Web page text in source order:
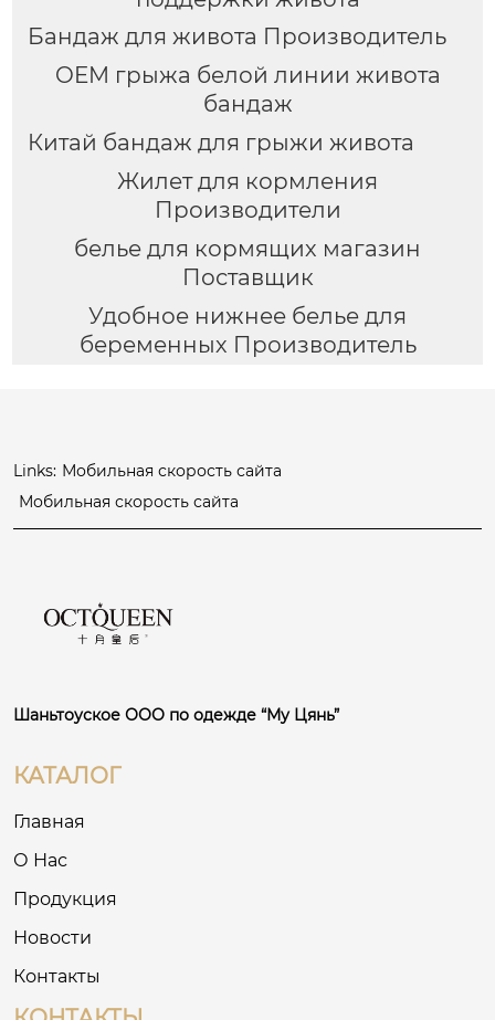
Бандаж для живота Производитель
OEM грыжа белой линии живота
бандаж
Китай бандаж для грыжи живота
Жилет для кормления
Производители
белье для кормящих магазин
Поставщик
Удобное нижнее белье для
беременных Производитель
Links: Мобильная скорость сайта
Мобильная скорость сайта
Шаньтоуское ООО по одежде “Му Цянь”
КАТАЛОГ
Главная
О Нас
Продукция
Новости
Контакты